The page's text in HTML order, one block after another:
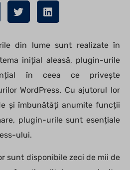
din lume sunt realizate în
inițial aleasă, plugin-urile
în ceea ce privește
WordPress. Cu ajutorul lor
și îmbunătăți anumite funcții
plugin-urile sunt esențiale
ului.
sunt disponibile zeci de mii de